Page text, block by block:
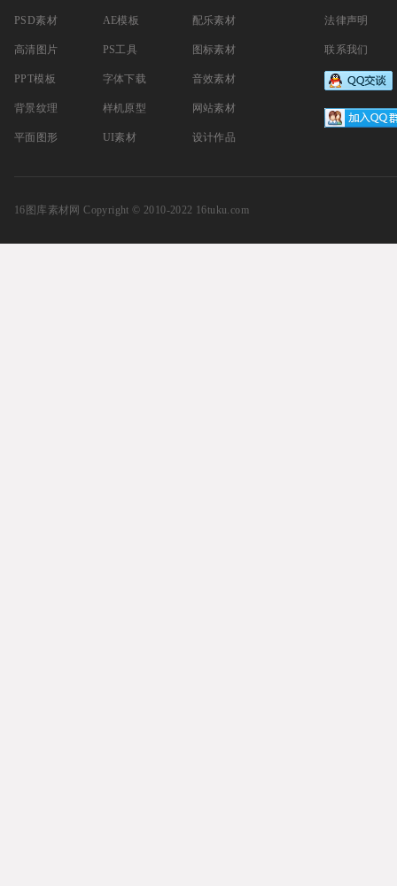
PSD素材
高清图片
PPT模板
背景纹理
平面图形
AE模板
PS工具
字体下载
样机原型
UI素材
配乐素材
图标素材
音效素材
网站素材
设计作品
法律声明
联系我们
16图库素材网 Copyright © 2010-2022 16tuku.com